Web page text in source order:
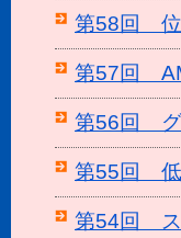
第58回 位
第57回
第56回 グ
第55回 低
第54回 ス